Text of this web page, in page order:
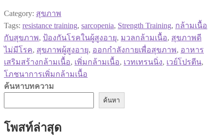
Category: สุขภาพ
Tags: resistance training, sarcopenia, Strength Training, กล้ามเนื้อ
กับสุขภาพ, ป้องกันโรคในผู้สูงอายุ, มวลกล้ามเนื้อ, สุขภาพดี
ไม่มีโรค, สุขภาพผู้สูงอายุ, ออกกำลังกายเพื่อสุขภาพ, อาหาร
เสริมสร้างกล้ามเนื้อ, เพิ่มกล้ามเนื้อ, เวทเทรนนิ่ง, เวย์โปรตีน,
โภชนาการเพิ่มกล้ามเนื้อ
ค้นหาบทความ
ค้นหา
โพสท์ล่าสุด